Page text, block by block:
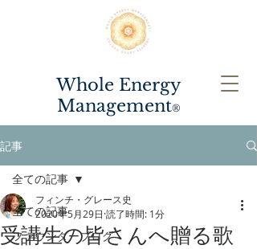
Whole Energy
Management®️
記事
全ての記事
ファウンダーブログ
全ての記事
受講生の皆さんへ贈る歌
フィンチ・グレース史
2020年5月29日 読了時間: 1分